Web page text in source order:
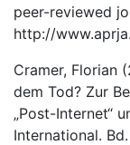
peer-reviewed
http://
Cramer, Florian
dem Tod? Zur
„Post-Internet“
International.